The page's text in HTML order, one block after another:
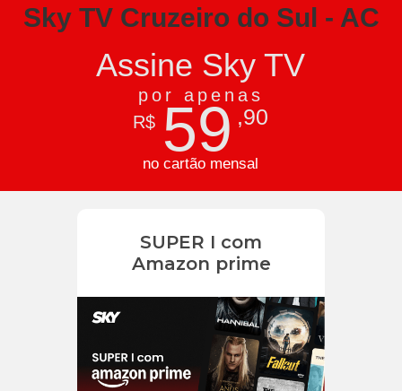
Sky TV Cruzeiro do Sul - AC
Assine Sky TV
por apenas
R$ 59 ,90
no cartão mensal
SUPER I com
Amazon prime